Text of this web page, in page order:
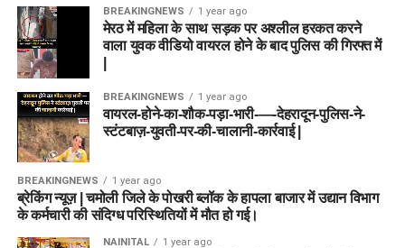
BREAKINGNEWS 1 year ago
मेरठ में महिला के साथ सड़क पर अश्लील हरकत करने
वाला युवक वीडियो वायरल होने के बाद पुलिस की गिरफ्त में
BREAKINGNEWS 1 year ago
वायरल-होने-का-शौक-पड़ा-भारी-—-देहरादून-पुलिस-ने-
स्टंटबाज़-युवती-पर-की-चालानी-कार्रवाई |
BREAKINGNEWS 1 year ago
ब्रेकिंग न्यूज़ | चमोली जिले के पोखरी ब्लॉक के हापला बाजार में उद्यान विभाग
के कर्मचारी की संदिग्ध परिस्थितियों में मौत हो गई।
NAINITAL 1 year ago